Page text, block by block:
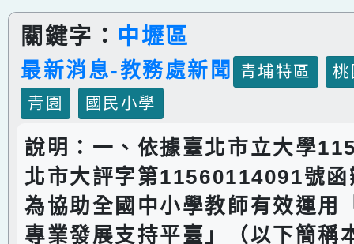
關鍵字： 中壢區
最新消息-教務處新聞 青埔特區
青園
國民小學
說明：一、依據臺北市立大學
北市大評字第11560114091號
為協助全國中小學教師有效運用
專業發展支持平臺」（以下簡稱